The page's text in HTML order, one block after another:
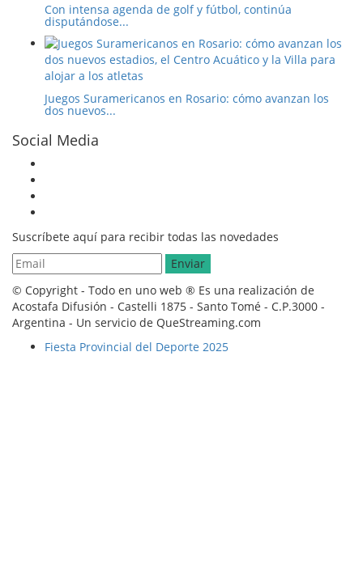
Con intensa agenda de golf y fútbol, continúa
disputándose...
Juegos Suramericanos en Rosario: cómo avanzan los
dos nuevos...
Social Media
Suscríbete aquí para recibir todas las novedades
© Copyright - Todo en uno web ® Es una realización de
Acostafa Difusión - Castelli 1875 - Santo Tomé - C.P.3000 -
Argentina - Un servicio de QueStreaming.com
Fiesta Provincial del Deporte 2025